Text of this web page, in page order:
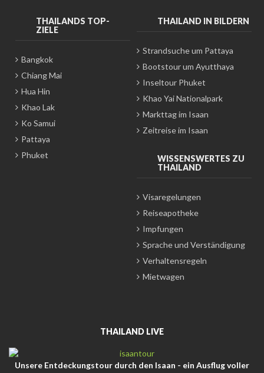
THAILANDS TOP-
ZIELE
Bangkok
Chiang Mai
Hua Hin
Khao Lak
Ko Samui
Pattaya
Phuket
THAILAND IN BILDERN
Strandsuche um Pattaya
Bootstour um Ayutthaya
Inseltour Phuket
Khao Yai Nationalpark
Markttag im Isaan
Zeitreise im Isaan
WISSENSWERTES ZU
THAILAND
Visaregelungen
Reiseapotheke
Impfungen
Sprache und Verständigung
Verhaltensregeln
Mietwagen
THAILAND LIVE
Unsere Entdeckungstour durch den Isaan - ein Ausflug voller